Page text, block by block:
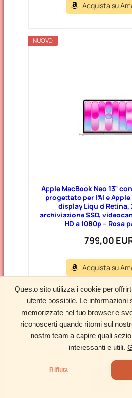
Questo sito utilizza i cookie per
utente possibile. Le informazioni
memorizzate nel tuo browser e
riconoscerti quando ritorni sul
nostro team a capire quali
interessanti e utili.
Rifiuta
Acquista su
NUOVO
Apple MacBook Neo 13”
progettato per l’AI e
display Liquid Retina,
archiviazione SSD,
HD a 1080p – Rosa
799,00
Acquista su
NUOVO